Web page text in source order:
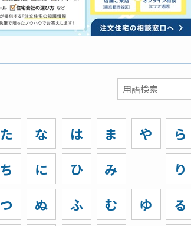
た
ち
つ
な
に
ぬ
は
ひ
ふ
ま
み
む
や
ゆ
ら
り
る